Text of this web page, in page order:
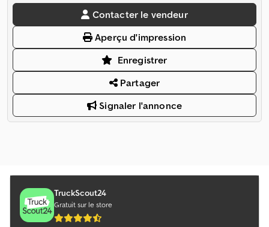
Contacter le vendeur
Aperçu d'impression
Enregistrer
Partager
Signaler l'annonce
TruckScout24
Gratuit sur le store